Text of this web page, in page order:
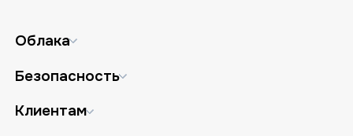
Облака
Безопасность
Клиентам